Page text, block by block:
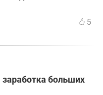
5
заработка больших